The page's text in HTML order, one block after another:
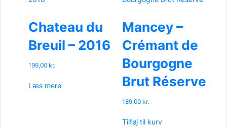
Chateau du
Breuil – 2016
199,00 kr.
Læs mere
Mancey –
Crémant de
Bourgogne
Brut Réserve
189,00 kr.
Tilføj til kurv